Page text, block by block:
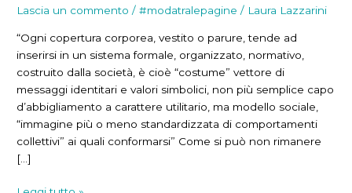
Lascia un commento /#modatralepagine / Laura Lazzarini
“Ogni copertura corporea, vestito o parure, tende ad
inserirsi in un sistema formale, organizzato, normativo,
costruito dalla società, è cioè “costume” vettore di
messaggi identitari e valori simbolici, non più semplice capo
d’abbigliamento a carattere utilitario, ma modello sociale,
“immagine più o meno standardizzata di comportamenti
collettivi” ai quali conformarsi” Come si può non rimanere
[…]